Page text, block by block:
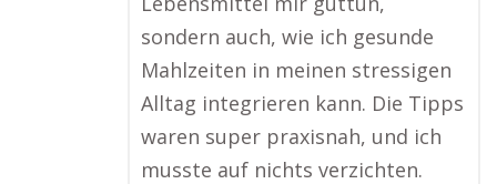
sondern auch, wie ich gesunde
Mahlzeiten in meinen stressigen
Alltag integrieren kann. Die Tipps
waren super praxisnah, und ich
musste auf nichts verzichten.